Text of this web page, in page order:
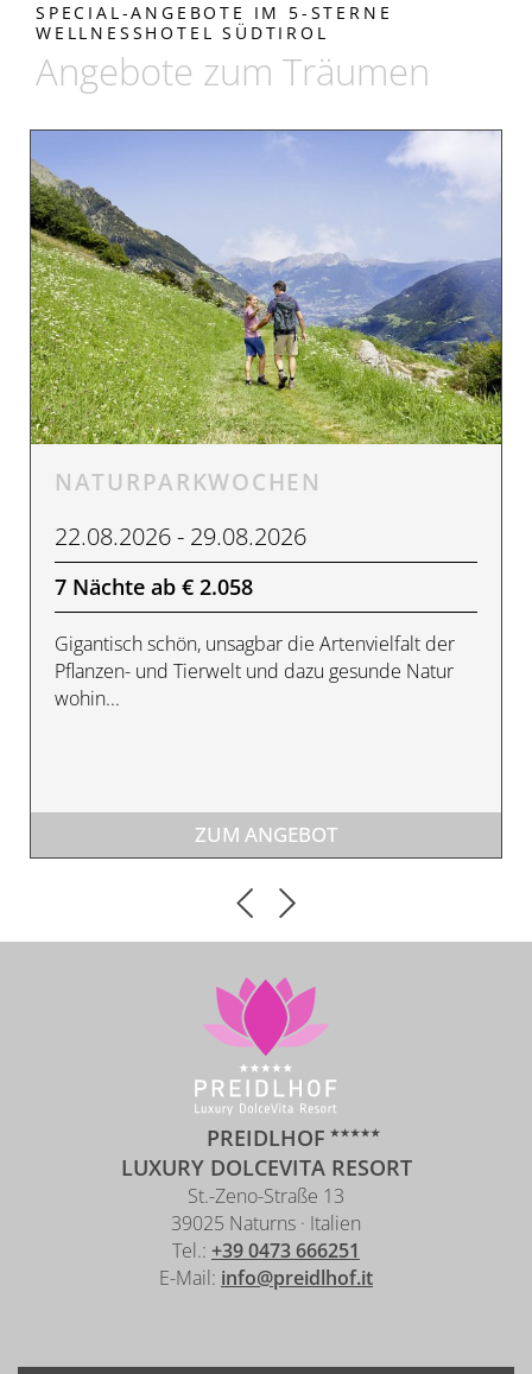
SPECIAL-ANGEBOTE IM 5-STERNE
WELLNESSHOTEL SÜDTIROL
Angebote zum Träumen
NATURPARKWOCHEN
22.08.2026 - 29.08.2026
7 Nächte ab € 2.058
Gigantisch schön, unsagbar die Artenvielfalt der
Pflanzen- und Tierwelt und dazu gesunde Natur
wohin...
ZUM ANGEBOT
PREIDLHOF
LUXURY DOLCEVITA RESORT
St.-Zeno-Straße 13
39025 Naturns · Italien
Tel.: +39 0473 666251
E-Mail: info@preidlhof.it